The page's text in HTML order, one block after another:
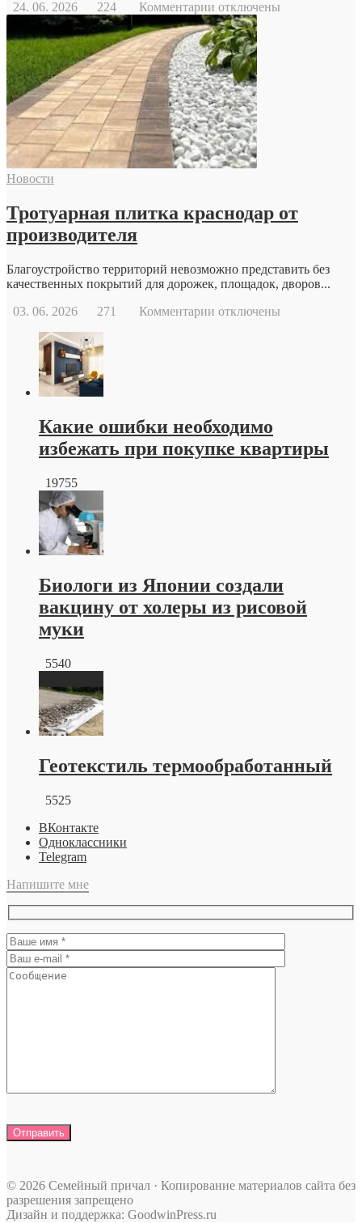
24. 06. 2026
224 Комментарии к
записи
Когда
стоит
обратиться
к
репродуктологу:
основные
причины
и
возможности
современной
отключены
Новости
Тротуарная плитка краснодар от
производителя
Благоустройство территорий невозможно представить без
качественных покрытий для дорожек, площадок, дворов...
03. 06. 2026
271 Комментарии котключены
Какие ошибки необходимо
избежать при покупке квартиры
19755
Биологи из Японии создали
вакцину от холеры из рисовой
муки
5540
Геотекстиль термообработанный
5525
ВКонтакте
Одноклассники
Telegram
Напишите мне
© 2026 Семейный причал · Копирование материалов сайта без
разрешения запрещено
Дизайн и поддержка: GoodwinPress.ru